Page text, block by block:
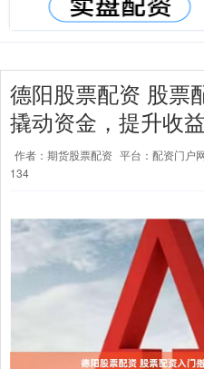
德阳股票配资 股票
撬动资金，提升收益
作者：期货股票配资 平台：配资门户
134